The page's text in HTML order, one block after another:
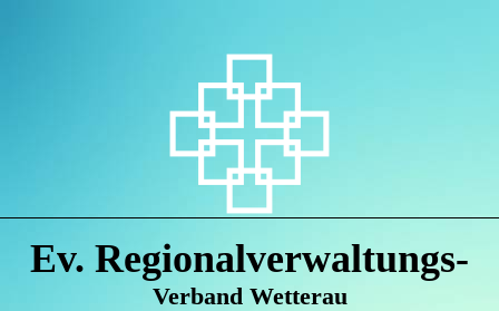
Ev. Regionalverwaltungs-
Verband Wetterau